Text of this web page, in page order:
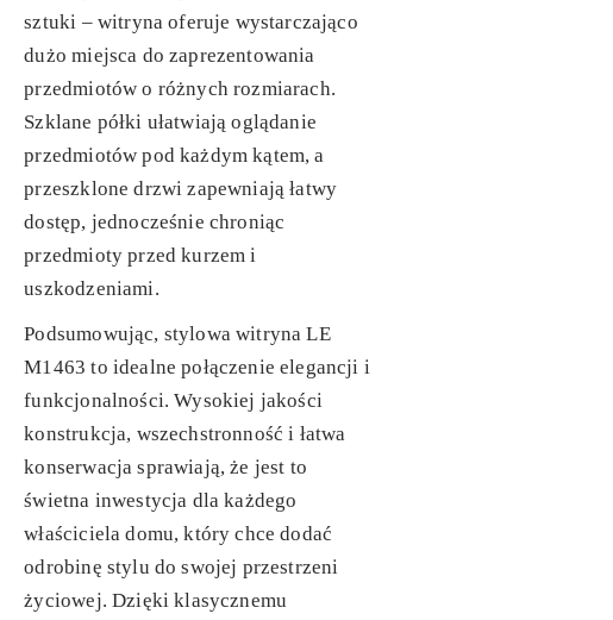
sztuki – witryna oferuje wystarczająco
dużo miejsca do zaprezentowania
przedmiotów o różnych rozmiarach.
Szklane półki ułatwiają oglądanie
przedmiotów pod każdym kątem, a
przeszklone drzwi zapewniają łatwy
dostęp, jednocześnie chroniąc
przedmioty przed kurzem i
uszkodzeniami.
Podsumowując, stylowa witryna LE
M1463 to idealne połączenie elegancji i
funkcjonalności. Wysokiej jakości
konstrukcja, wszechstronność i łatwa
konserwacja sprawiają, że jest to
świetna inwestycja dla każdego
właściciela domu, który chce dodać
odrobinę stylu do swojej przestrzeni
życiowej. Dzięki klasycznemu